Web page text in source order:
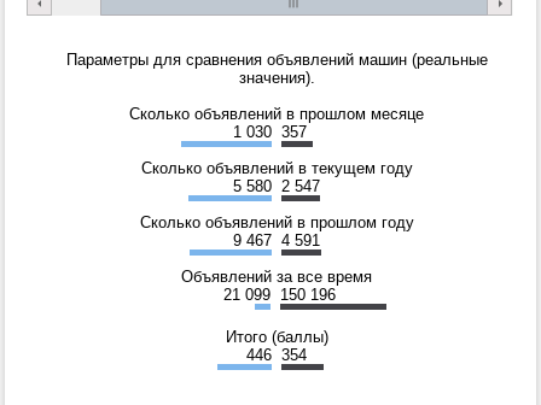
Параметры для сравнения объявлений машин (реальные
значения).
Сколько объявлений в прошлом месяце
1 030 357
Сколько объявлений в текущем году
5 580 2 547
Сколько объявлений в прошлом году
9 467 4 591
Объявлений за все время
21 099 150 196
Итого (баллы)
446 354